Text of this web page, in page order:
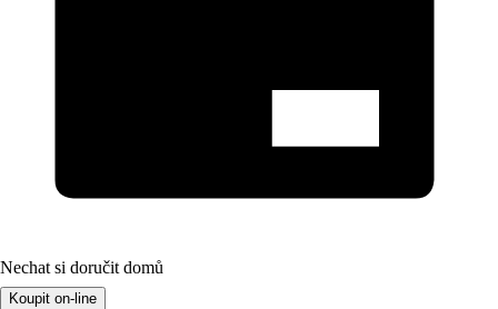
Nechat si doručit domů
Koupit on-line